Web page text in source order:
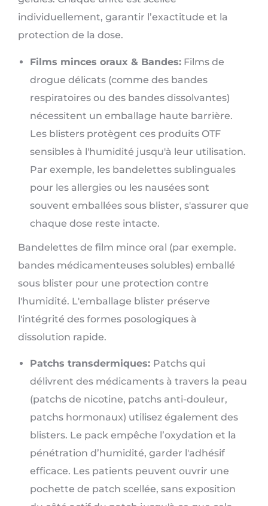
individuellement, garantir l’exactitude et la
protection de la dose.
Films minces oraux & Bandes: Films de
drogue délicats (comme des bandes
respiratoires ou des bandes dissolvantes)
nécessitent un emballage haute barrière.
Les blisters protègent ces produits OTF
sensibles à l'humidité jusqu'à leur utilisation.
Par exemple, les bandelettes sublinguales
pour les allergies ou les nausées sont
souvent emballées sous blister, s'assurer que
chaque dose reste intacte.
Bandelettes de film mince oral (par exemple.
bandes médicamenteuses solubles) emballé
sous blister pour une protection contre
l'humidité. L'emballage blister préserve
l'intégrité des formes posologiques à
dissolution rapide.
Patchs transdermiques: Patchs qui
délivrent des médicaments à travers la peau
(patchs de nicotine, patchs anti-douleur,
patchs hormonaux) utilisez également des
blisters. Le pack empêche l’oxydation et la
pénétration d’humidité, garder l'adhésif
efficace. Les patients peuvent ouvrir une
pochette de patch scellée, sans exposition